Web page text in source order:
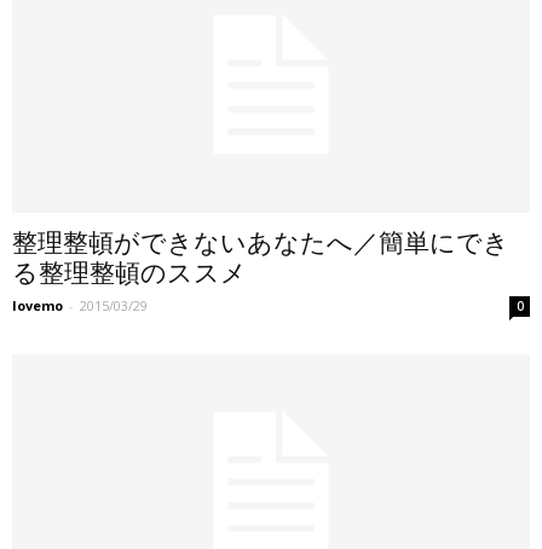
整理整頓ができないあなたへ／簡単にでき
る整理整頓のススメ
lovemo - 2015/03/29 0